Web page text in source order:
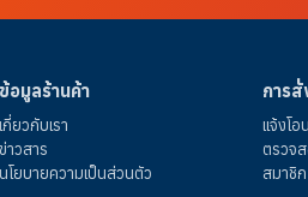
ข้อมูลร้านค้า
เกี่ยวกับเรา
ข่าวสาร
นโยบายความเป็นส่วนตัว
การ
แจ้งโอ
ตรวจ
สมาชิก